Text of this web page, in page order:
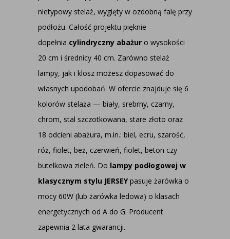
nietypowy stelaż, wygięty w ozdobną falę przy
podłożu. Całość projektu pięknie
dopełnia cylindryczny abażur o wysokości
20 cm i średnicy 40 cm. Zarówno stelaż
lampy, jak i klosz możesz dopasować do
własnych upodobań. W ofercie znajduje się 6
kolorów stelaża — biały, srebrny, czarny,
chrom, stal szczotkowana, stare złoto oraz
18 odcieni abażura, m.in.: biel, ecru, szarość,
róż, fiolet, beż, czerwień, fiolet, beton czy
butelkowa zieleń. Do lampy podłogowej w
klasycznym stylu JERSEYpasuje żarówka o
mocy 60W (lub żarówka ledowa) o klasach
energetycznych od A do G. Producent
zapewnia 2 lata gwarancji.